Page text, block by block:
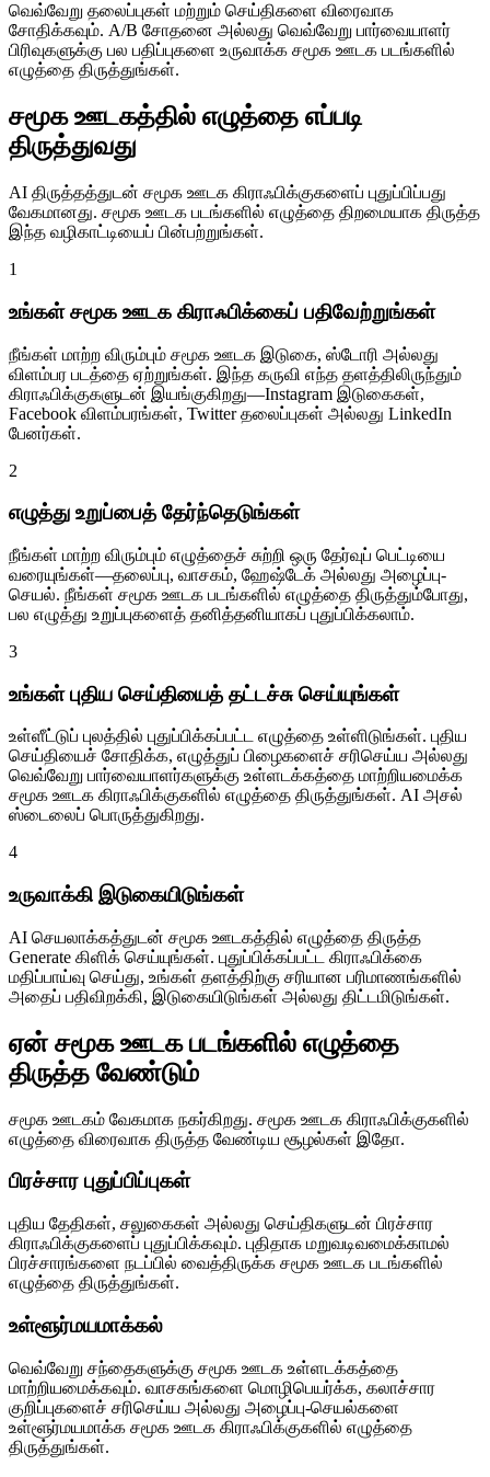
வெவ்வேறு தலைப்புகள் மற்றும் செய்திகளை விரைவாக
சோதிக்கவும். A/B சோதனை அல்லது வெவ்வேறு பார்வையாளர்
பிரிவுகளுக்கு பல பதிப்புகளை உருவாக்க சமூக ஊடக படங்களில்
எழுத்தை திருத்துங்கள்.
சமூக ஊடகத்தில் எழுத்தை எப்படி
திருத்துவது
AI திருத்தத்துடன் சமூக ஊடக கிராஃபிக்குகளைப் புதுப்பிப்பது
வேகமானது. சமூக ஊடக படங்களில் எழுத்தை திறமையாக திருத்த
இந்த வழிகாட்டியைப் பின்பற்றுங்கள்.
1
உங்கள் சமூக ஊடக கிராஃபிக்கைப் பதிவேற்றுங்கள்
நீங்கள் மாற்ற விரும்பும் சமூக ஊடக இடுகை, ஸ்டோரி அல்லது
விளம்பர படத்தை ஏற்றுங்கள். இந்த கருவி எந்த தளத்திலிருந்தும்
கிராஃபிக்குகளுடன் இயங்குகிறது—Instagram இடுகைகள்,
Facebook விளம்பரங்கள், Twitter தலைப்புகள் அல்லது LinkedIn
பேனர்கள்.
2
எழுத்து உறுப்பைத் தேர்ந்தெடுங்கள்
நீங்கள் மாற்ற விரும்பும் எழுத்தைச் சுற்றி ஒரு தேர்வுப் பெட்டியை
வரையுங்கள்—தலைப்பு, வாசகம், ஹேஷ்டேக் அல்லது அழைப்பு-
செயல். நீங்கள் சமூக ஊடக படங்களில் எழுத்தை திருத்தும்போது,
பல எழுத்து உறுப்புகளைத் தனித்தனியாகப் புதுப்பிக்கலாம்.
3
உங்கள் புதிய செய்தியைத் தட்டச்சு செய்யுங்கள்
உள்ளீட்டுப் புலத்தில் புதுப்பிக்கப்பட்ட எழுத்தை உள்ளிடுங்கள். புதிய
செய்தியைச் சோதிக்க, எழுத்துப் பிழைகளைச் சரிசெய்ய அல்லது
வெவ்வேறு பார்வையாளர்களுக்கு உள்ளடக்கத்தை மாற்றியமைக்க
சமூக ஊடக கிராஃபிக்குகளில் எழுத்தை திருத்துங்கள். AI அசல்
ஸ்டைலைப் பொருத்துகிறது.
4
உருவாக்கி இடுகையிடுங்கள்
AI செயலாக்கத்துடன் சமூக ஊடகத்தில் எழுத்தை திருத்த
Generate கிளிக் செய்யுங்கள். புதுப்பிக்கப்பட்ட கிராஃபிக்கை
மதிப்பாய்வு செய்து, உங்கள் தளத்திற்கு சரியான பரிமாணங்களில்
அதைப் பதிவிறக்கி, இடுகையிடுங்கள் அல்லது திட்டமிடுங்கள்.
ஏன் சமூக ஊடக படங்களில் எழுத்தை
திருத்த வேண்டும்
சமூக ஊடகம் வேகமாக நகர்கிறது. சமூக ஊடக கிராஃபிக்குகளில்
எழுத்தை விரைவாக திருத்த வேண்டிய சூழல்கள் இதோ.
பிரச்சார புதுப்பிப்புகள்
புதிய தேதிகள், சலுகைகள் அல்லது செய்திகளுடன் பிரச்சார
கிராஃபிக்குகளைப் புதுப்பிக்கவும். புதிதாக மறுவடிவமைக்காமல்
பிரச்சாரங்களை நடப்பில் வைத்திருக்க சமூக ஊடக படங்களில்
எழுத்தை திருத்துங்கள்.
உள்ளூர்மயமாக்கல்
வெவ்வேறு சந்தைகளுக்கு சமூக ஊடக உள்ளடக்கத்தை
மாற்றியமைக்கவும். வாசகங்களை மொழிபெயர்க்க, கலாச்சார
குறிப்புகளைச் சரிசெய்ய அல்லது அழைப்பு-செயல்களை
உள்ளூர்மயமாக்க சமூக ஊடக கிராஃபிக்குகளில் எழுத்தை
திருத்துங்கள்.